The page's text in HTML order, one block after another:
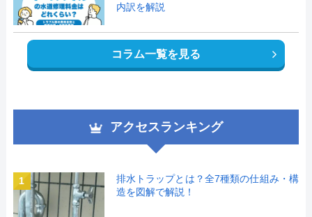
内訳を解説
コラム一覧を見る
アクセスランキング
1
排水トラップとは？全7種類の仕組み・構
造を図解で解説！